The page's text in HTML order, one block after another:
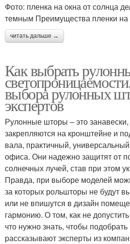
Фото: пленка на окна от солнца
темным Преимущества пленки на
читать дальше →
Как выбрать
выбора рулонных
экспертов
Рулонные шторы – это
закрепляются на кронштейне и
вала, практичный,
офиса. Они надежно защитят от
солнечных лучей, став при этом
Правда, при выборе моделей
за которых рольшторы не будут
или не впишутся в дизайн
гармонию. О том, как не
что нужно знать, чтобы
рассказывают эксперты из